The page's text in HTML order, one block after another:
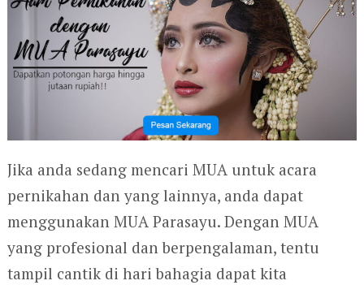
Jika anda sedang mencari MUA untuk acara
pernikahan dan yang lainnya, anda dapat
menggunakan MUA Parasayu. Dengan MUA
yang profesional dan berpengalaman, tentu
tampil cantik di hari bahagia dapat kita